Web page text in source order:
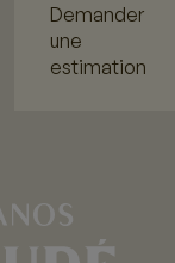
Demander
une
estimation